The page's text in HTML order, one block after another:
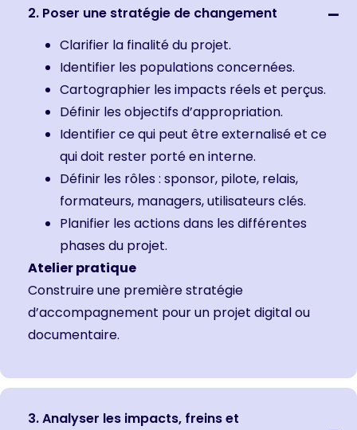
2. Poser une stratégie de changement
Clarifier la finalité du projet.
Identifier les populations concernées.
Cartographier les impacts réels et perçus.
Définir les objectifs d’appropriation.
Identifier ce qui peut être externalisé et ce
qui doit rester porté en interne.
Définir les rôles : sponsor, pilote, relais,
formateurs, managers, utilisateurs clés.
Planifier les actions dans les différentes
phases du projet.
Atelier pratique
Construire une première stratégie
d’accompagnement pour un projet digital ou
documentaire.
3. Analyser les impacts, freins et